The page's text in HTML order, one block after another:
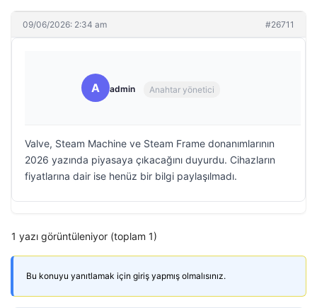
09/06/2026: 2:34 am #26711
A admin Anahtar yönetici
Valve, Steam Machine ve Steam Frame donanımlarının
2026 yazında piyasaya çıkacağını duyurdu. Cihazların
fiyatlarına dair ise henüz bir bilgi paylaşılmadı.
1 yazı görüntüleniyor (toplam 1)
Bu konuyu yanıtlamak için giriş yapmış olmalısınız.